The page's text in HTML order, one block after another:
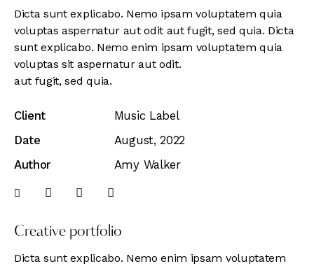
Dicta sunt explicabo. Nemo ipsam voluptatem quia
voluptas aspernatur aut odit aut fugit, sed quia. Dicta
sunt explicabo. Nemo enim ipsam voluptatem quia
voluptas sit aspernatur aut odit.
aut fugit, sed quia.
Client
Music Label
Date
August, 2022
Author
Amy Walker
Creative portfolio
Dicta sunt explicabo. Nemo enim ipsam voluptatem